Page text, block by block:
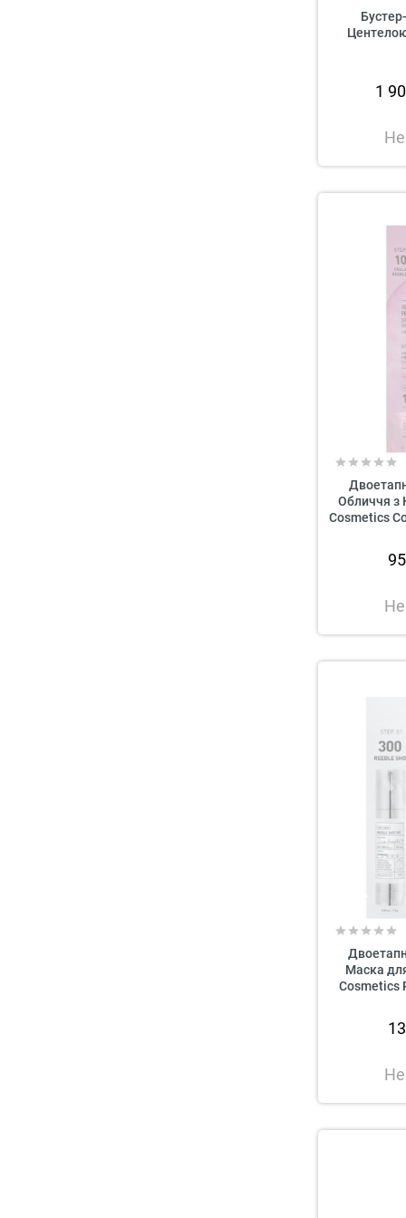
1
Обличчя з
Cosmetics
Маска
Cosmetics